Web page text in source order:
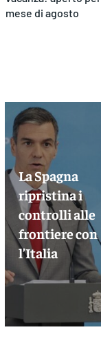
mese di agosto
La Spagna
ripristina i
controlli alle
frontiere con
l’Italia